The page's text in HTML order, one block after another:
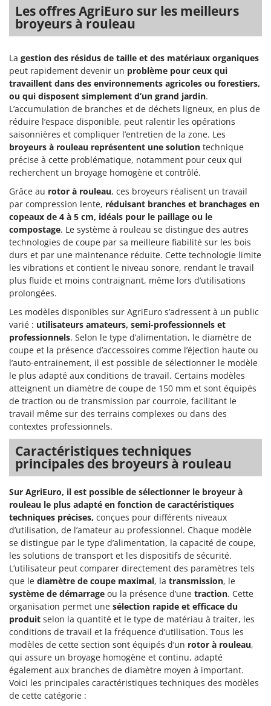
Les offres AgriEuro sur les meilleurs
broyeurs à rouleau
La gestion des résidus de taille et des matériaux organiques
peut rapidement devenir un problème pour ceux qui
travaillent dans des environnements agricoles ou forestiers,
ou qui disposent simplement d’un grand jardin.
L’accumulation de branches et de déchets ligneux, en plus de
réduire l’espace disponible, peut ralentir les opérations
saisonnières et compliquer l’entretien de la zone. Les
broyeurs à rouleau représentent une solution technique
précise à cette problématique, notamment pour ceux qui
recherchent un broyage homogène et contrôlé.
Grâce au rotor à rouleau, ces broyeurs réalisent un travail
par compression lente, réduisant branches et branchages en
copeaux de 4 à 5 cm, idéals pour le paillage ou le
compostage. Le système à rouleau se distingue des autres
technologies de coupe par sa meilleure fiabilité sur les bois
durs et par une maintenance réduite. Cette technologie limite
les vibrations et contient le niveau sonore, rendant le travail
plus fluide et moins contraignant, même lors d’utilisations
prolongées.
Les modèles disponibles sur AgriEuro s’adressent à un public
varié : utilisateurs amateurs, semi-professionnels et
professionnels. Selon le type d’alimentation, le diamètre de
coupe et la présence d’accessoires comme l’éjection haute ou
l’auto-entrainement, il est possible de sélectionner le modèle
le plus adapté aux conditions de travail. Certains modèles
atteignent un diamètre de coupe de 150 mm et sont équipés
de traction ou de transmission par courroie, facilitant le
travail même sur des terrains complexes ou dans des
contextes professionnels.
Caractéristiques techniques
principales des broyeurs à rouleau
Sur AgriEuro, il est possible de sélectionner le broyeur à
rouleau le plus adapté en fonction de caractéristiques
techniques précises, conçues pour différents niveaux
d’utilisation, de l’amateur au professionnel. Chaque modèle
se distingue par le type d’alimentation, la capacité de coupe,
les solutions de transport et les dispositifs de sécurité.
L’utilisateur peut comparer directement des paramètres tels
que le diamètre de coupe maximal, la transmission, le
système de démarrage ou la présence d’une traction. Cette
organisation permet une sélection rapide et efficace du
produit selon la quantité et le type de matériau à traiter, les
conditions de travail et la fréquence d’utilisation. Tous les
modèles de cette section sont équipés d’un rotor à rouleau,
qui assure un broyage homogène et continu, adapté
également aux branches de diamètre moyen à important.
Voici les principales caractéristiques techniques des modèles
de cette catégorie :